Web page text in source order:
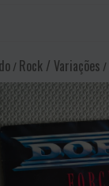
/Rock / Variações /